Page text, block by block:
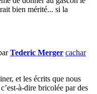
bien mérité... si la
Tederic Merger cachar
et les écrits que nous
à-dire bricolée par des